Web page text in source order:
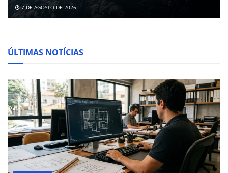
7 DE AGOSTO DE 2026
ÚLTIMAS NOTÍCIAS